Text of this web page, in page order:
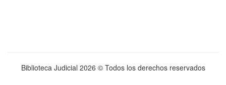
Biblioteca Judicial 2026 © Todos los derechos reservados